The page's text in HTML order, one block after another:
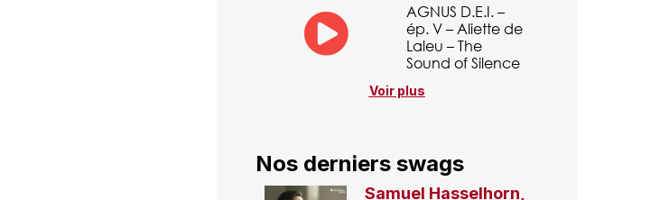
AGNUS D.E.I. –
ép. V – Aliette de
Laleu – The
Sound of Silence
Voir plus
Nos derniers swags
Samuel Hasselhorn,